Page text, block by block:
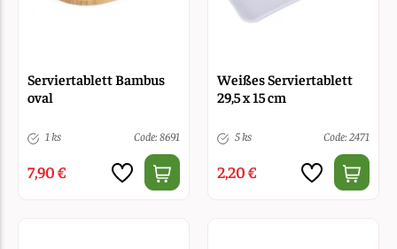
Serviertablett Bambus
oval
1 ks Code: 8691
7,90 €
Weißes Serviertablett
29,5 x 15 cm
5 ks Code: 2471
2,20 €